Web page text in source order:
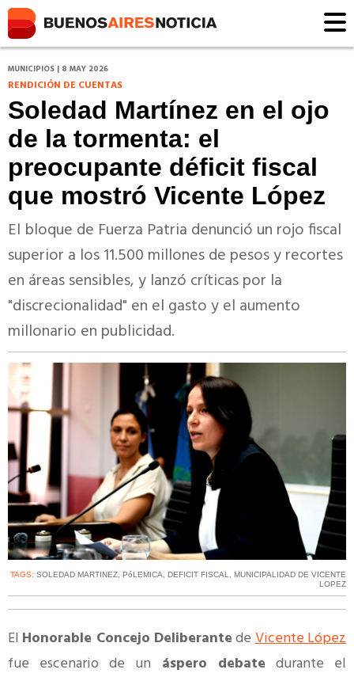
MUNICIPIOS | 8 MAY 2026
RENDICIÓN DE CUENTAS
Soledad Martínez en el ojo
de la tormenta: el
preocupante déficit fiscal
que mostró Vicente López
El bloque de Fuerza Patria denunció un rojo fiscal
superior a los 11.500 millones de pesos y recortes
en áreas sensibles, y lanzó críticas por la
"discrecionalidad" en el gasto y el aumento
millonario en publicidad.
TAGS: SOLEDAD MARTINEZ, PóLEMICA, DEFICIT FISCAL, MUNICIPALIDAD DE VICENTE
LOPEZ
El Honorable Concejo DeliberantedeVicente López
fue escenario de un áspero debate durante el